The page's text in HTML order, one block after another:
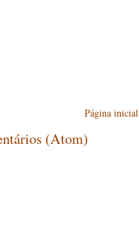
Página inicial
(Atom)